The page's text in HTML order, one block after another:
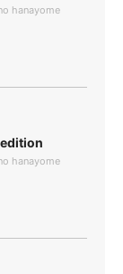
hanayome
hanayome